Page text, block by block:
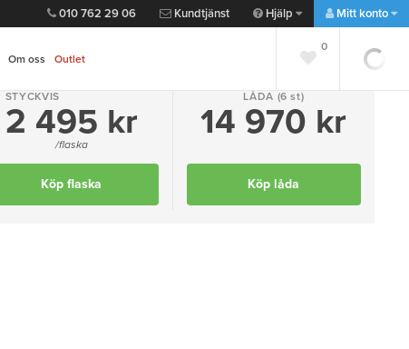
010 762 29 06 Kundtjänst Hjälp Mitt konto
Om oss Outlet
0
0
Lägg till favorit Dela
STYCKVIS
2 495 kr
/flaska
Köp flaska
LÅDA (6 st)
14 970 kr
Köp låda
""